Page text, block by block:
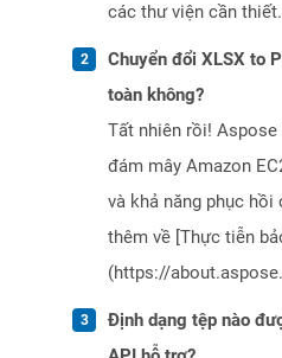
các thư viện cần thiết.
Chuyển đổi XLSX to
toàn không?
Tất nhiên rồi!
đám mây Amazon
và khả năng phục
thêm về [Thực tiễn
(https://
Định dạng tệp nào